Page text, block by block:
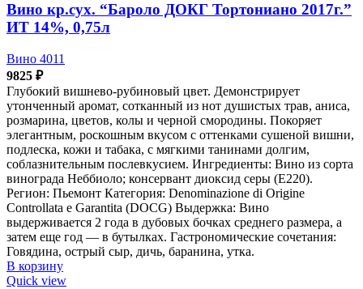
Вино кр.сух. “Бароло ДОКГ Тортониано 2017г.”
ИТ 14%, 0,75л
Вино 4011
9825 ₽
Глубокий вишнево-рубиновый цвет. Демонстрирует
утонченный аромат, сотканный из нот душистых трав, аниса,
розмарина, цветов, колы и черной смородины. Покоряет
элегантным, роскошным вкусом с оттенками сушеной вишни,
подлеска, кожи и табака, с мягкими танинами долгим,
соблазнительным послевкусием. Ингредиенты: Вино из сорта
винограда Неббиоло; консервант диоксид серы (Е220).
Регион: Пьемонт Категория: Denominazione di Origine
Controllata e Garantita (DOCG) Выдержка: Вино
выдерживается 2 года в дубовых бочках среднего размера, а
затем еще год — в бутылках. Гастрономические сочетания:
Говядина, острый сыр, дичь, баранина, утка.
В корзину
Quick view